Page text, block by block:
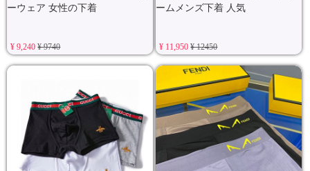
ーウェア 女性の下着
¥ 9,240¥ 9740
ームメンズ下着 人気
¥ 11,950¥ 12450